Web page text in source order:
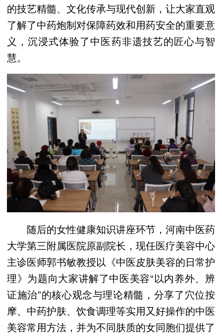
的技艺精髓、文化传承与现代创新，让大家直观
了解了中药炮制对保障药效和用药安全的重要意
义，沉浸式体验了中医药非遗技艺的匠心与智
慧。
随后的女性健康知识讲座环节，河南中医药
大学第三附属医院原副院长，现任医疗美容中心
主诊医师郭书敏教授以《中医皮肤美容的日常护
理》为题向大家讲解了中医美容“以内养外、辨
证施治”的核心观念与理论精髓，分享了穴位按
摩、中药护肤、饮食调理等实用又好操作的中医
美容常用方法，并为不同肤质的女同胞们提供了